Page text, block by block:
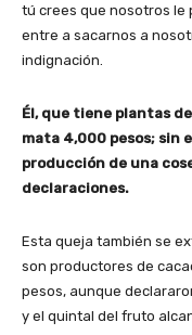
tú crees que nosotros le
entre a sacarnos a
indignación.
Él, que tiene plantas
mata 4,000 pesos; sin
producción de una
declaraciones.
Esta queja también se
son productores de
pesos, aunque
y el quintal del fruto